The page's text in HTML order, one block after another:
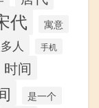
代 寓意
人 手机
时间
是一个